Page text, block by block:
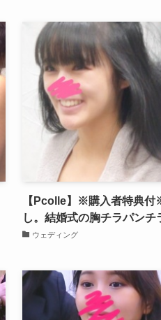
【Pcolle】※購入者特典
し。結婚式の胸チラパン
ウェディング